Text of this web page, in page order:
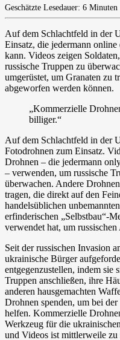
Geschätzte Lesedauer: 6 Minuten
Auf dem Schlachtfeld in der
Einsatz, die jedermann
kann. Videos zeigen
russische Truppen zu
umgerüstet, um Granaten zu
abgeworfen werden können.
„Kommerzielle
billiger.“
Auf dem Schlachtfeld in der
Fotodrohnen zum Einsatz.
Drohnen – die jedermann
– verwenden, um russische
überwachen. Andere
tragen, die direkt auf den
handelsüblichen
erfinderischen „Selbstbau“-
verwendet hat, um
Seit der russischen Invasion
ukrainische Bürger
entgegenzustellen, indem sie
Truppen anschließen, ihre
anderen hausgemachten
Drohnen spenden, um bei
helfen. Kommerzielle
Werkzeug für die
und Videos ist mittlerweile